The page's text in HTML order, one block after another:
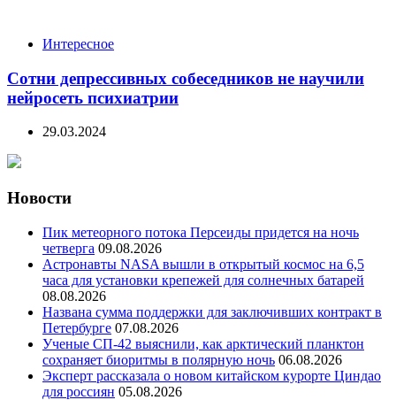
Интересное
Сотни депрессивных собеседников не научили
нейросеть психиатрии
29.03.2024
Новости
Пик метеорного потока Персеиды придется на ночь
четверга 09.08.2026
Астронавты NASA вышли в открытый космос на 6,5
часа для установки крепежей для солнечных батарей
08.08.2026
Названа сумма поддержки для заключивших контракт в
Петербурге 07.08.2026
Ученые СП-42 выяснили, как арктический планктон
сохраняет биоритмы в полярную ночь 06.08.2026
Эксперт рассказала о новом китайском курорте Циндао
для россиян 05.08.2026